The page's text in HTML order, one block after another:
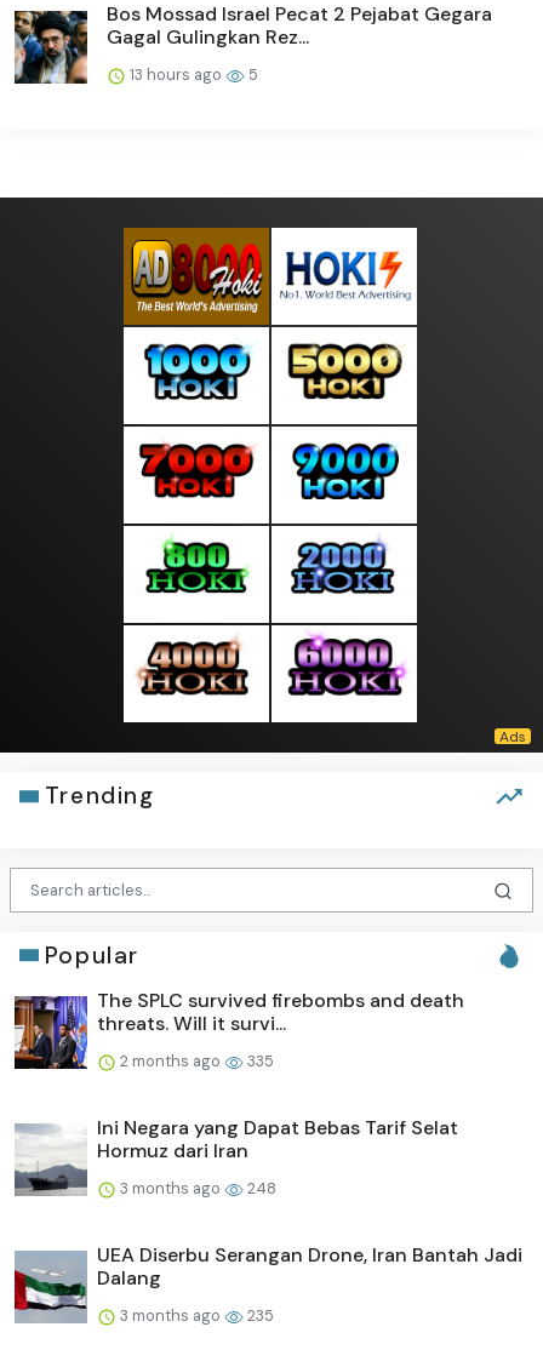
Bos Mossad Israel Pecat 2 Pejabat Gegara
Gagal Gulingkan Rez...
13 hours ago 5
Trending
Popular
The SPLC survived firebombs and death
threats. Will it survi...
2 months ago 335
Ini Negara yang Dapat Bebas Tarif Selat
Hormuz dari Iran
3 months ago 248
UEA Diserbu Serangan Drone, Iran Bantah Jadi
Dalang
3 months ago 235